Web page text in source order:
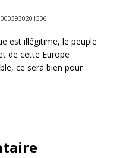
est illégitime, le peuple
de cette Europe
ce sera bien pour